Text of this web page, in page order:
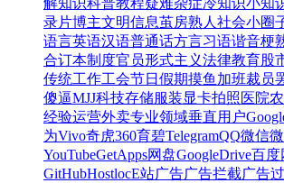
解知识科普教程疑难杂症冷知识小知
录片博主文明信息茧房熟人社会小圈
语言英语汉语普通话方言习语谐音梗
合订本制度官员形式主义法律教育股
传统工作工会节日 假期摸鱼 加班裁员
傻逼MJJ科技存储服装显卡拍照医院
经验运营外卖专业领域垂直用户
为Vivo奇虎360育碧TelegramQQ微信
YouTubeGetApps网盘GoogleDrive百度
GitHubHostlocE站广告广告拦截广告